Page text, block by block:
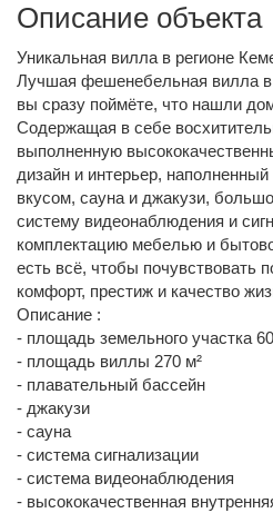
Описание объекта
Уникальная вилла в регионе
Лучшая фешенебельная вилла
вы сразу поймёте, что нашли
Содержащая в себе
выполненную
дизайн и интерьер,
вкусом, сауна и джакузи,
систему видеонаблюдения и
комплектацию мебелью и
есть всё, чтобы почувствовать
комфорт, престиж и качество
Описание :
- площадь земельного участка
- площадь виллы 270 м²
- плавательный бассейн
- джакузи
- сауна
- система сигнализации
- система видеонаблюдения
- высококачественная